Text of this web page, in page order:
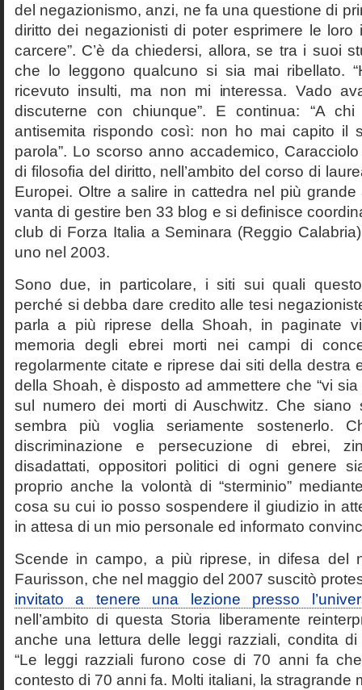
del negazionismo, anzi, ne fa una questione di
diritto dei negazionisti di poter esprimere le loro
carcere”. C’è da chiedersi, allora, se tra i suoi
che lo leggono qualcuno si sia mai ribellato.
ricevuto insulti, ma non mi interessa. Vado
discuterne con chiunque”. E continua: “A
antisemita rispondo così: non ho mai capito il
parola”. Lo scorso anno accademico,
di filosofia del diritto, nell’ambito del corso di
Europei. Oltre a salire in cattedra nel più grande
vanta di gestire ben 33 blog e si definisce
club di Forza Italia a Seminara (Reggio
uno nel 2003.
Sono due, in particolare, i siti sui quali
perché si debba dare credito alle tesi
parla a più riprese della Shoah, in paginate
memoria degli ebrei morti nei campi di
regolarmente citate e riprese dai siti della destra
della Shoah, è disposto ad ammettere che “vi
sul numero dei morti di Auschwitz. Che siano
sembra più voglia seriamente sostenerlo.
discriminazione e persecuzione di ebrei,
disadattati, oppositori politici di ogni genere
proprio anche la volontà di “sterminio”
cosa su cui io posso sospendere il giudizio in
in attesa di un mio personale ed informato
Scende in campo, a più riprese, in difesa del
Faurisson, che nel maggio del 2007 suscitò
invitato a tenere una lezione presso
nell’ambito di questa Storia liberamente
anche una lettura delle leggi razziali, condita di
“Le leggi razziali furono cose di 70 anni fa
contesto di 70 anni fa. Molti italiani, la stragrande